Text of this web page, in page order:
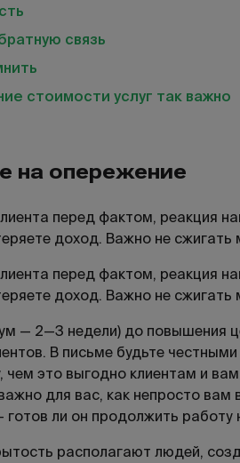
связь
стоимости услуг так важно
на опережение
перед фактом, реакция
доход. Важно не
перед фактом, реакция
доход. Важно не
— 2—3 недели) до повышения
В письме будьте
чем это выгодно клиентам и
для вас, как непросто
готов ли он продолжить работу
располагают людей,